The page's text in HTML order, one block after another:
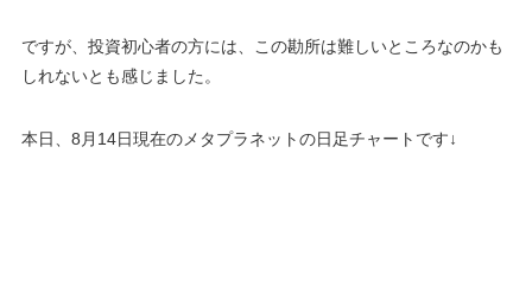
ですが、投資初心者の方には、この勘所は難しいところなのかも
しれないとも感じました。
本日、8月14日現在のメタプラネットの日足チャートです↓